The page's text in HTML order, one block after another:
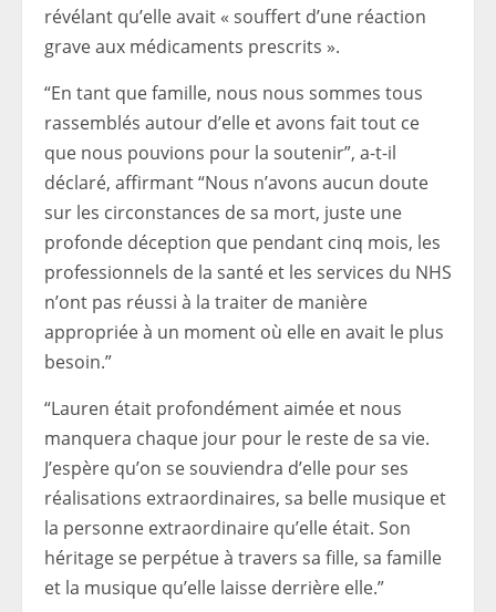
révélant qu’elle avait « souffert d’une réaction
grave aux médicaments prescrits ».
“En tant que famille, nous nous sommes tous
rassemblés autour d’elle et avons fait tout ce
que nous pouvions pour la soutenir”, a-t-il
déclaré, affirmant “Nous n’avons aucun doute
sur les circonstances de sa mort, juste une
profonde déception que pendant cinq mois, les
professionnels de la santé et les services du NHS
n’ont pas réussi à la traiter de manière
appropriée à un moment où elle en avait le plus
besoin.”
“Lauren était profondément aimée et nous
manquera chaque jour pour le reste de sa vie.
J’espère qu’on se souviendra d’elle pour ses
réalisations extraordinaires, sa belle musique et
la personne extraordinaire qu’elle était. Son
héritage se perpétue à travers sa fille, sa famille
et la musique qu’elle laisse derrière elle.”